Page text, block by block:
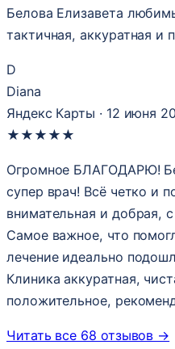
Белова Елизавета
тактичная, аккуратная и
D
Diana
Яндекс Карты · 12 июня
★ ★ ★ ★ ★
Огромное БЛАГОДАРЮ!
супер врач! Всё четко и
внимательная и добрая,
Самое важное, что
лечение идеально
Клиника аккуратная,
положительное,
Читать все 68 отзывов →